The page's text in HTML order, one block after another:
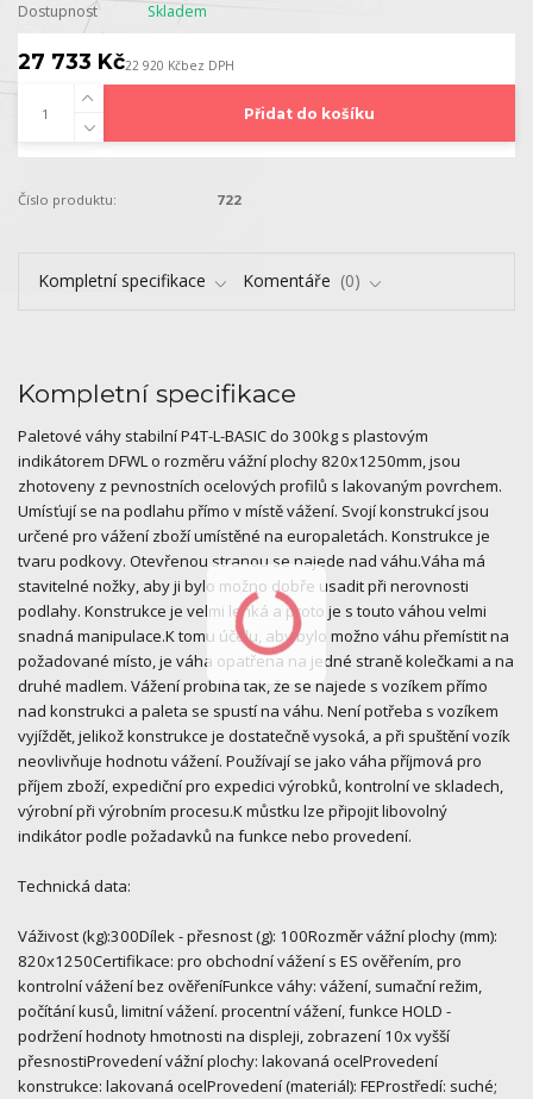
Dostupnost Skladem
27 733 Kč22 920 Kčbez DPH
Přidat do košíku
Číslo produktu: 722
Kompletní specifikace Komentáře 0
Kompletní specifikace
Paletové váhy stabilní P4T-L-BASIC do 300kg s plastovým
indikátorem DFWL o rozměru vážní plochy 820x1250mm, jsou
zhotoveny z pevnostních ocelových profilů s lakovaným povrchem.
Umísťují se na podlahu přímo v místě vážení. Svojí konstrukcí jsou
určené pro vážení zboží umístěné na europaletách. Konstrukce je
tvaru podkovy. Otevřenou stranou se najede nad váhu.Váha má
stavitelné nožky, aby ji bylo možno dobře usadit při nerovnosti
podlahy. Konstrukce je velmi lehká a proto je s touto váhou velmi
snadná manipulace.K tomu účelu, aby bylo možno váhu přemístit na
požadované místo, je váha opatřena na jedné straně kolečkami a na
druhé madlem. Vážení probíhá tak, že se najede s vozíkem přímo
nad konstrukci a paleta se spustí na váhu. Není potřeba s vozíkem
vyjíždět, jelikož konstrukce je dostatečně vysoká, a při spuštění vozík
neovlivňuje hodnotu vážení. Používají se jako váha příjmová pro
příjem zboží, expediční pro expedici výrobků, kontrolní ve skladech,
výrobní při výrobním procesu.K můstku lze připojit libovolný
indikátor podle požadavků na funkce nebo provedení.
Technická data:
Váživost (kg):300Dílek - přesnost (g): 100Rozměr vážní plochy (mm):
820x1250Certifikace: pro obchodní vážení s ES ověřením, pro
kontrolní vážení bez ověřeníFunkce váhy: vážení, sumační režim,
počítání kusů, limitní vážení. procentní vážení, funkce HOLD -
podržení hodnoty hmotnosti na displeji, zobrazení 10x vyšší
přesnostiProvedení vážní plochy: lakovaná ocelProvedení
konstrukce: lakovaná ocelProvedení (materiál): FEProstředí: suché;